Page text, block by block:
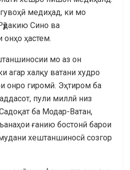
медиҳад, ки мо
Сино ва
ҳастем.
мо аз он
агар халқу ватани худро
онро гиромӣ. Эҳтиром ба
пули миллӣ низ
ба Модар-Ватан,
ғанию бостонӣ барои
хештаншиносӣ созгор